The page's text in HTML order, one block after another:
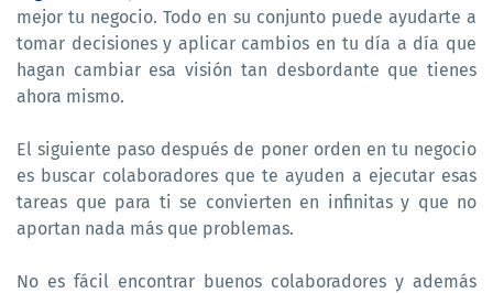
mejor tu negocio. Todo en su conjunto puede ayudarte a
tomar decisiones y aplicar cambios en tu día a día que
hagan cambiar esa visión tan desbordante que tienes
ahora mismo.
El siguiente paso después de poner orden en tu negocio
es buscar colaboradores que te ayuden a ejecutar esas
tareas que para ti se convierten en infinitas y que no
aportan nada más que problemas.
No es fácil encontrar buenos colaboradores y además